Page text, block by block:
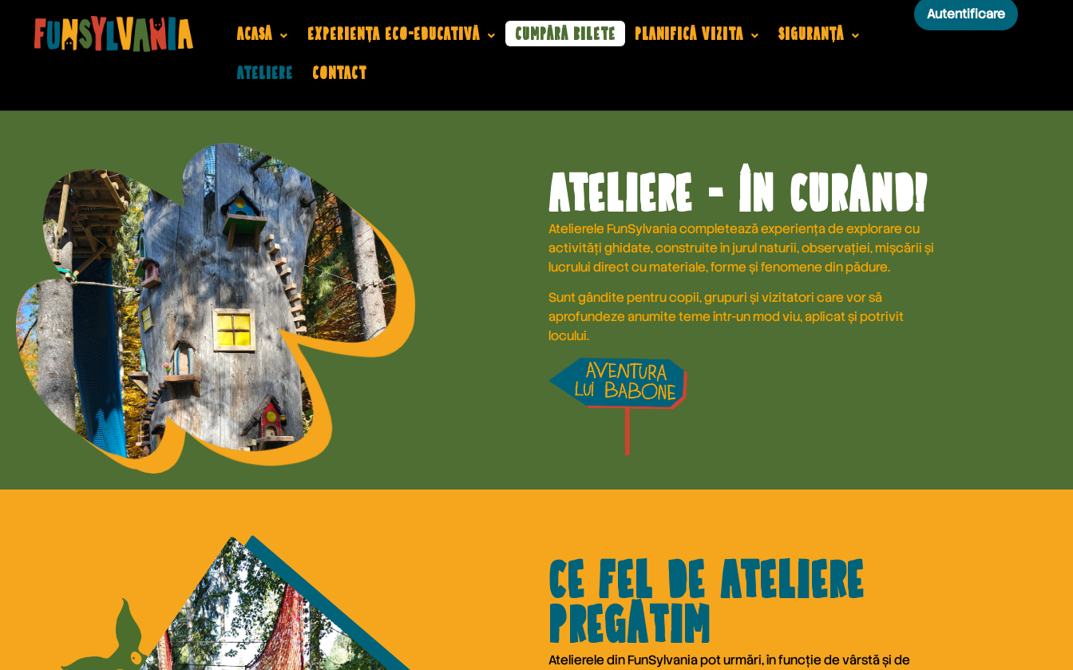
Acasă Experiența eco-educativă Cumpără Bilete Planifică vizita Siguranță
Ateliere Contact
Autentificare
Ateliere - În curând!
Atelierele FunSylvania completează experiența de explorare cu
activități ghidate, construite în jurul naturii, observației, mișcării și
lucrului direct cu materiale, forme și fenomene din pădure.
Sunt gândite pentru copii, grupuri și vizitatori care vor să
aprofundeze anumite teme într-un mod viu, aplicat și potrivit
locului.
Ce fel de ateliere
pregătim
Atelierele din FunSylvania pot urmări, în funcție de vârstă și de